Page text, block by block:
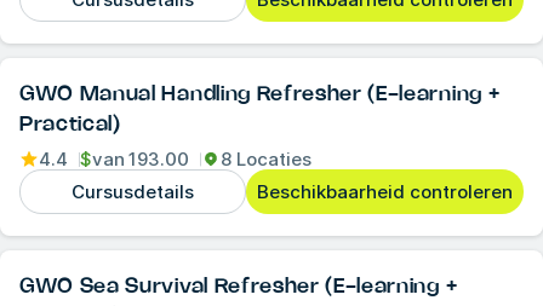
GWO Manual Handling Refresher (E-learning +
Practical)
4.4 $van 193.00
8 Locaties
Cursusdetails
Beschikbaarheid controleren
GWO Sea Survival Refresher (E-learning +